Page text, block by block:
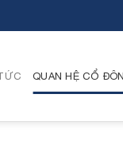
QUAN HỆ CỔ